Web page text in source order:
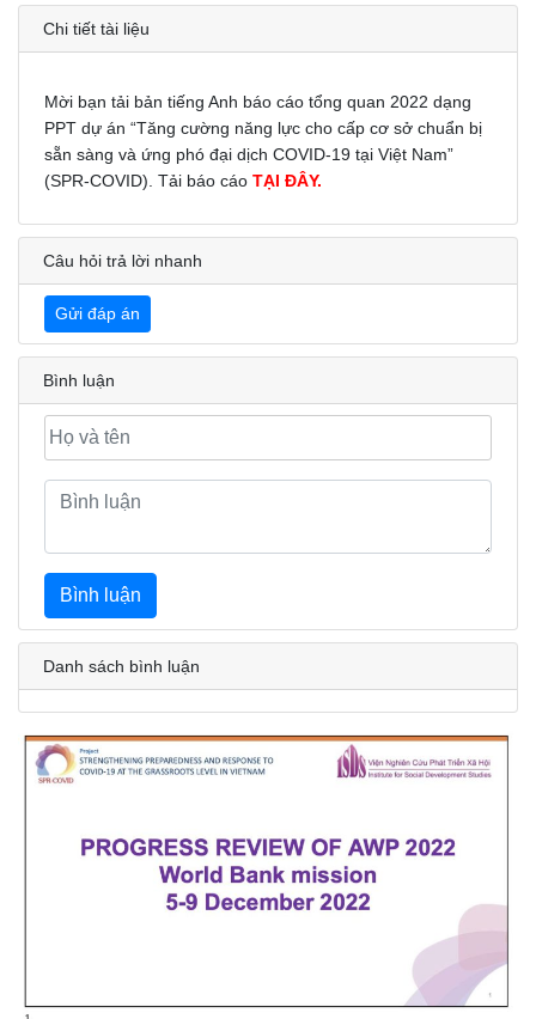
Chi tiết tài liệu
Mời bạn tải bản tiếng Anh báo cáo tổng quan 2022 dạng
PPT dự án “Tăng cường năng lực cho cấp cơ sở chuẩn bị
sẵn sàng và ứng phó đại dịch COVID-19 tại Việt Nam”
(SPR-COVID). Tải báo cáo TẠI ĐÂY.
Câu hỏi trả lời nhanh
Gửi đáp án
Bình luận
Bình luận
Danh sách bình luận